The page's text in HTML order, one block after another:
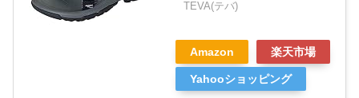
TEVA(テバ)
Amazon 楽天市場
Yahooショッピング